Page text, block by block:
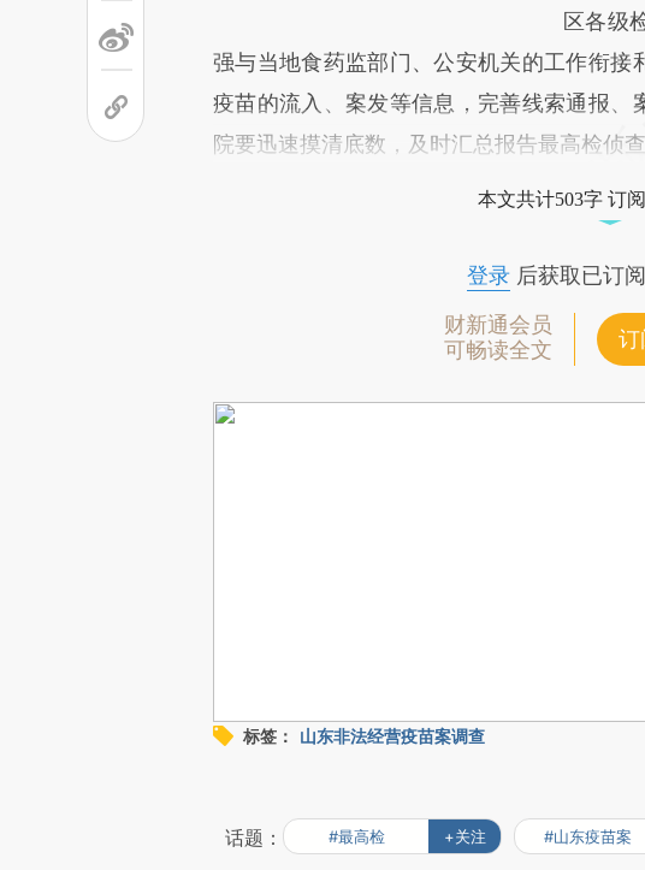
区各级
强与当地食药监部门、公安机关的工作衔
疫苗的流入、案发等信息，完善线索通报、
院要迅速摸清底数，及时汇总报告最高检侦查
本文共计503字 订
登录后获取已订
财新通会员
可畅读全文
订
标签： 山东非法经营疫苗案调查
话题： #最高检 +关注 #山东疫苗案